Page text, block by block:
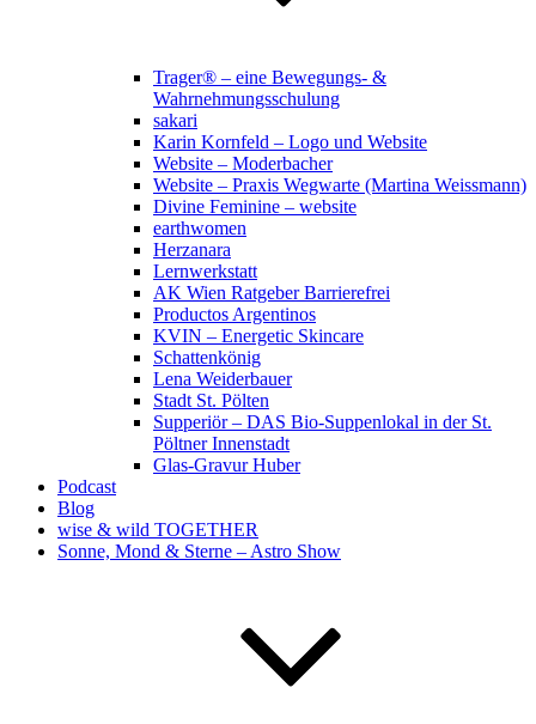
Trager® – eine Bewegungs- &
Wahrnehmungsschulung
sakari
Karin Kornfeld – Logo und Website
Website – Moderbacher
Website – Praxis Wegwarte (Martina Weissmann)
Divine Feminine – website
earthwomen
Herzanara
Lernwerkstatt
AK Wien Ratgeber Barrierefrei
Productos Argentinos
KVIN – Energetic Skincare
Schattenkönig
Lena Weiderbauer
Stadt St. Pölten
Supperiör – DAS Bio-Suppenlokal in der St.
Pöltner Innenstadt
Glas-Gravur Huber
Podcast
Blog
wise & wild TOGETHER
Sonne, Mond & Sterne – Astro Show